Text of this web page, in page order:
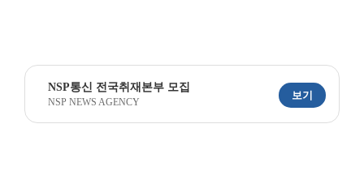
NSP통신 전국취재본부 모집
NSP NEWS AGENCY
보기